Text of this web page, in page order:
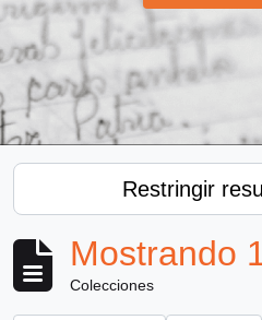
Restringir
Mostrando
Colecciones